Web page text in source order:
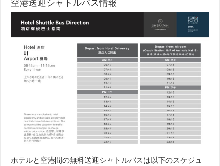
空港送迎シャトルバス情報
ホテルと空港間の無料送迎シャトルバスは以下のスケジュ